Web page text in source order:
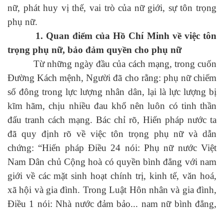
nữ, phát huy vị thế, vai trò của nữ giới, sự tôn trọng
phụ nữ.
1. Quan điểm của Hồ Chí Minh về việc tôn
trọng phụ nữ, bảo đảm quyền cho phụ nữ
Từ những ngày đầu của cách mạng, trong cuốn
Đường Kách mệnh, Người đã cho rằng: phụ nữ chiếm
số đông trong lực lượng nhân dân, lại là lực lượng bị
kĩm hãm, chịu nhiều đau khổ nên luôn có tinh thần
đấu tranh cách mạng. Bác chỉ rõ, Hiến pháp nước ta
đã quy định rõ về việc tôn trọng phụ nữ và dẫn
chứng: “Hiến pháp Điều 24 nói: Phụ nữ nước Việt
Nam Dân chủ Cộng hoà có quyền bình đẳng với nam
giới về các mặt sinh hoạt chính trị, kinh tế, văn hoá,
xã hội và gia đình. Trong Luật Hôn nhân và gia đình,
Điều 1 nói: Nhà nước đảm bảo... nam nữ bình đẳng,